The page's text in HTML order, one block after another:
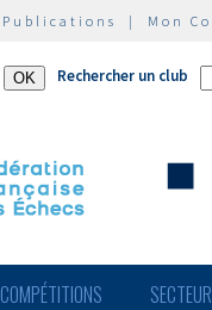
Publications | Mon
Rechercher un club
COMPÉTITIONS